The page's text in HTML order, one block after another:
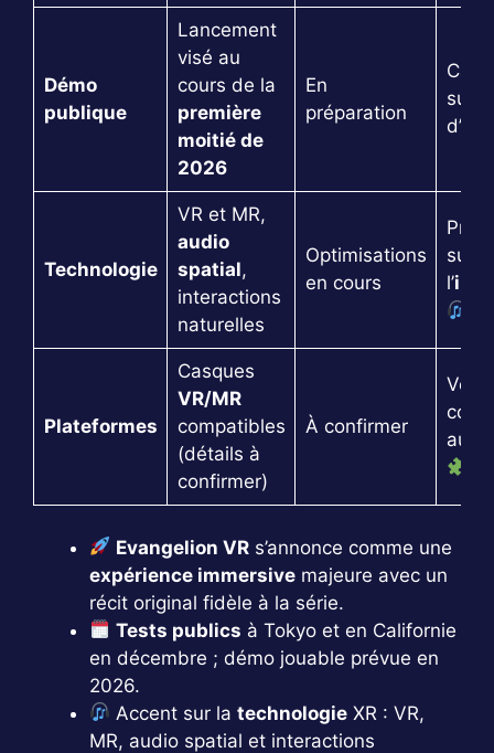
Démo
publique
Lancement
visé au
cours de la
première
moitié de
2026
En
préparation
Technologie
VR et MR,
audio
spatial,
interactions
naturelles
Optimisations
en cours
sur
l’
Plateformes
Casques
VR/MR
compatibles
(détails à
confirmer)
À confirmer
au
Evangelion VR s’annonce comme une
expérience immersive majeure avec un
récit original fidèle à la série.
Tests publics à Tokyo et en Californie
en décembre ; démo jouable prévue en
2026.
Accent sur latechnologie XR : VR,
MR, audio spatial et interactions